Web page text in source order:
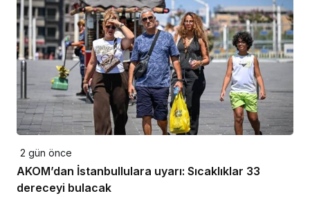
2 gün önce
AKOM’dan İstanbullulara uyarı: Sıcaklıklar 33
dereceyi bulacak